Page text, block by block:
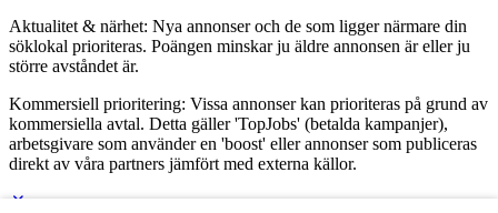
Aktualitet & närhet: Nya annonser och de som ligger närmare din
söklokal prioriteras. Poängen minskar ju äldre annonsen är eller ju
större avståndet är.
Kommersiell prioritering: Vissa annonser kan prioriteras på grund av
kommersiella avtal. Detta gäller 'TopJobs' (betalda kampanjer),
arbetsgivare som använder en 'boost' eller annonser som publiceras
direkt av våra partners jämfört med externa källor.